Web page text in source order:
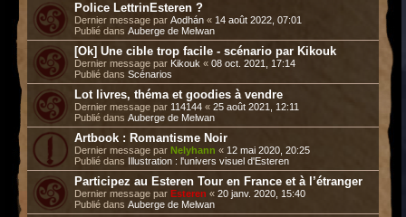
Police LettrinEsteren ?
Dernier message par Aodhán « 14 août 2022, 07:01
Publié dans Auberge de Melwan
[Ok] Une cible trop facile - scénario par Kikouk
Dernier message par Kikouk « 08 oct. 2021, 17:14
Publié dans Scénarios
Lot livres, théma et goodies à vendre
Dernier message par 114144 « 25 août 2021, 12:11
Publié dans Auberge de Melwan
Artbook : Romantisme Noir
Dernier message par Nelyhann « 12 mai 2020, 20:25
Publié dans
Illustration : l'univers visuel d'Esteren
Participez au Esteren Tour en France et à l’étranger
Dernier message par Esteren « 20 janv. 2020, 15:40
Publié dans Auberge de Melwan